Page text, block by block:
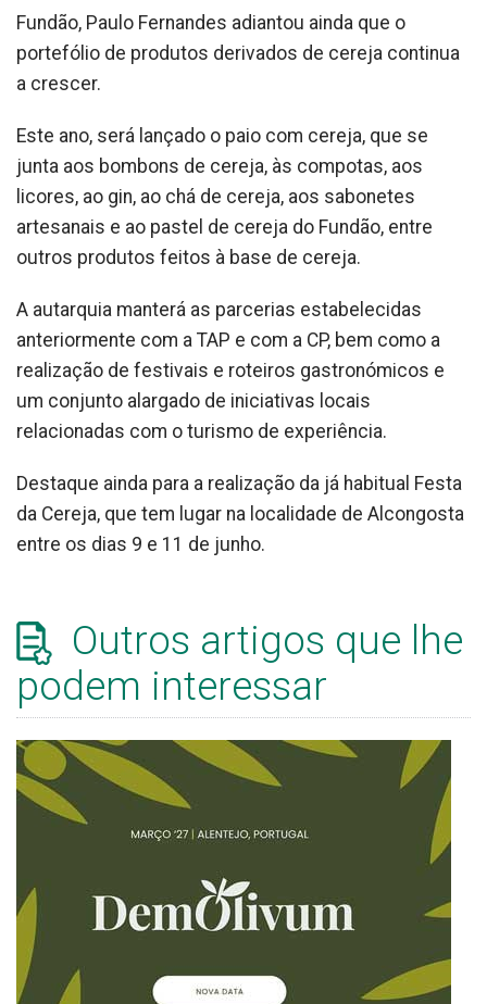
Fundão, Paulo Fernandes adiantou ainda que o
portefólio de produtos derivados de cereja continua
a crescer.
Este ano, será lançado o paio com cereja, que se
junta aos bombons de cereja, às compotas, aos
licores, ao gin, ao chá de cereja, aos sabonetes
artesanais e ao pastel de cereja do Fundão, entre
outros produtos feitos à base de cereja.
A autarquia manterá as parcerias estabelecidas
anteriormente com a TAP e com a CP, bem como a
realização de festivais e roteiros gastronómicos e
um conjunto alargado de iniciativas locais
relacionadas com o turismo de experiência.
Destaque ainda para a realização da já habitual Festa
da Cereja, que tem lugar na localidade de Alcongosta
entre os dias 9 e 11 de junho.
Outros artigos que lhe
podem interessar